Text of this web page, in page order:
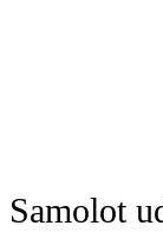
Samolot